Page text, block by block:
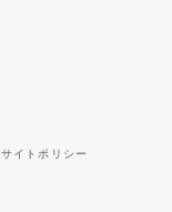
サイトポリシー